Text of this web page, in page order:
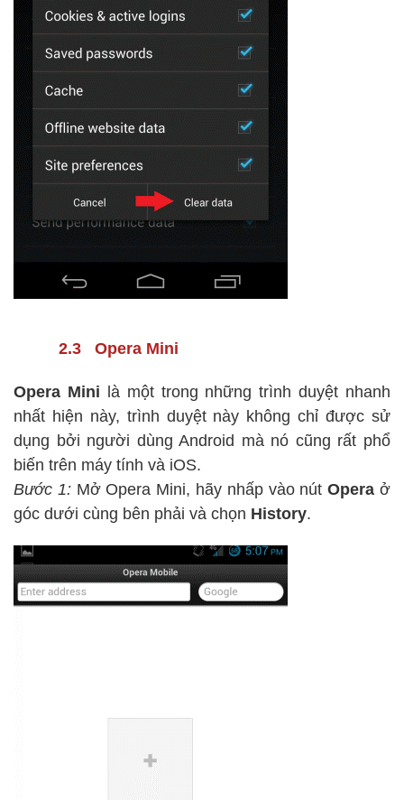
2.3 Opera Mini
Opera Mini là một trong những trình duyệt nhanh
nhất hiện này, trình duyệt này không chỉ được sử
dụng bởi người dùng Android mà nó cũng rất phổ
biến trên máy tính và iOS.
Bước 1:Mở Opera Mini, hãy nhấp vào nútOpera ở
góc dưới cùng bên phải và chọn History.